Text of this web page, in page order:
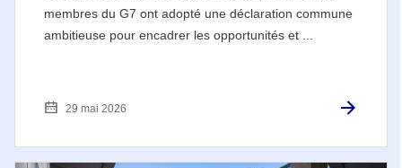
membres du G7 ont adopté une déclaration commune
ambitieuse pour encadrer les opportunités et ...
29 mai 2026